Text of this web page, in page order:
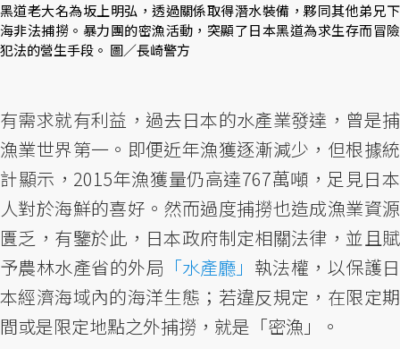
黑道老大名為坂上明弘，透過關係取得潛水裝備，夥同其他弟兄下
海非法捕撈。暴力團的密漁活動，突顯了日本黑道為求生存而冒險
犯法的營生手段。 圖／長崎警方
有需求就有利益，過去日本的水產業發達，曾是捕
漁業世界第一。即便近年漁獲逐漸減少，但根據統
計顯示，2015年漁獲量仍高達767萬噸，足見日本
人對於海鮮的喜好。然而過度捕撈也造成漁業資源
匱乏，有鑒於此，日本政府制定相關法律，並且賦
予農林水產省的外局 「水產廳」 執法權，以保護日
本經濟海域內的海洋生態；若違反規定，在限定期
間或是限定地點之外捕撈，就是「密漁」。